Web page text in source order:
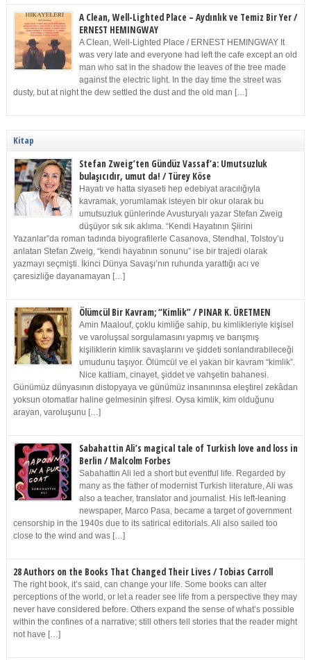
A Clean, Well-Lighted Place – Aydınlık ve Temiz Bir Yer /
ERNEST HEMINGWAY
A Clean, Well-Lighted Place / ERNEST HEMINGWAY It
was very late and everyone had left the cafe except an old
man who sat in the shadow the leaves of the tree made
against the electric light. In the day time the street was
dusty, but at night the dew settled the dust and the old man […]
Kitap
Stefan Zweig’ten Gündüz Vassaf’a: Umutsuzluk
bulaşıcıdır, umut da! / Türey Köse
Hayatı ve hatta siyaseti hep edebiyat aracılığıyla
kavramak, yorumlamak isteyen bir okur olarak bu
umutsuzluk günlerinde Avusturyalı yazar Stefan Zweig
düşüyor sık sık aklıma. “Kendi Hayatının Şiirini
Yazanlar”da roman tadında biyografilerle Casanova, Stendhal, Tolstoy’u
anlatan Stefan Zweig, “kendi hayatının sonunu” ise bir trajedi olarak
yazmayı seçmişti. İkinci Dünya Savaşı’nın ruhunda yarattığı acı ve
çaresizliğe dayanamayan […]
Ölümcül Bir Kavram; “Kimlik” / PINAR K. ÜRETMEN
Amin Maalouf, çoklu kimliğe sahip, bu kimlikleriyle kişisel
ve varoluşsal sorgulamasını yapmış ve barışmış
kişiliklerin kimlik savaşlarını ve şiddeti sonlandırabileceği
umudunu taşıyor. Ölümcül ve el yakan bir kavram “kimlik”.
Nice katliam, cinayet, şiddet ve vahşetin bahanesi.
Günümüz dünyasının distopyaya ve günümüz insanınınsa eleştirel zekâdan
yoksun otomatlar haline gelmesinin şifresi. Oysa kimlik, kim olduğunu
arayan, varoluşunu […]
Sabahattin Ali’s magical tale of Turkish love and loss in
Berlin / Malcolm Forbes
Sabahattin Ali led a short but eventful life. Regarded by
many as the father of modernist Turkish literature, Ali was
also a teacher, translator and journalist. His left-leaning
newspaper, Marco Pasa, became a target of government
censorship in the 1940s due to its satirical editorials. Ali also sailed too
close to the wind and was […]
28 Authors on the Books That Changed Their Lives / Tobias Carroll
The right book, it’s said, can change your life. Some books can alter
perceptions of the world, or let a reader see life from a perspective they may
never have considered before. Others expand the sense of what’s possible
within the confines of a narrative; still others tell stories that the reader might
not have […]